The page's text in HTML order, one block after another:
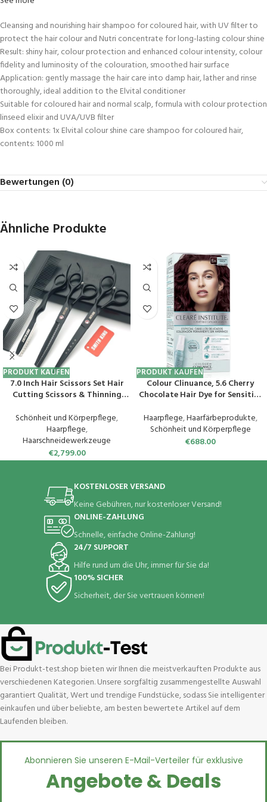
Cleansing and nourishing hair shampoo for coloured hair, with UV filter to
protect the hair colour and Nutri concentrate for long-lasting colour shine
Result: shiny hair, colour protection and enhanced colour intensity, colour
fidelity and luminosity of the colouration, smoothed hair surface
Application: gently massage the hair care into damp hair, lather and rinse
thoroughly, ideal addition to the Elvital conditioner
Suitable for coloured hair and normal scalp, formula with colour protection
linseed elixir and UVA/UVB filter
Box contents: 1x Elvital colour shine care shampoo for coloured hair,
contents: 1000 ml
Bewertungen (0)
Ähnliche Produkte
PRODUKT KAUFEN
7.0 Inch Hair Scissors Set Hair
Cutting Scissors & Thinning
Set (Black)
Schönheit und Körperpflege,
Haarpflege,
Haarschneidewerkzeuge
€2,799.00
PRODUKT KAUFEN
Colour Clinuance, 5.6 Cherry
Chocolate Hair Dye for Sensitive
without Ammonia, More Shine
Intensive Colour 100% Coverage,
Dermatologically Tested
Haarpflege,Haarfärbeprodukte,
Schönheit und Körperpflege
€688.00
KOSTENLOSER VERSAND
Keine Gebühren, nur kostenloser Versand!
ONLINE-ZAHLUNG
Schnelle, einfache Online-Zahlung!
24/7 SUPPORT
Hilfe rund um die Uhr, immer für Sie da!
100% SICHER
Sicherheit, der Sie vertrauen können!
Bei Produkt-test.shop bieten wir Ihnen die meistverkauften Produkte aus
verschiedenen Kategorien. Unsere sorgfältig zusammengestellte Auswahl
garantiert Qualität, Wert und trendige Fundstücke, sodass Sie intelligenter
einkaufen und über beliebte, am besten bewertete Artikel auf dem
Laufenden bleiben.
Abonnieren Sie unseren E-Mail-Verteiler für exklusive
Angebote & Deals